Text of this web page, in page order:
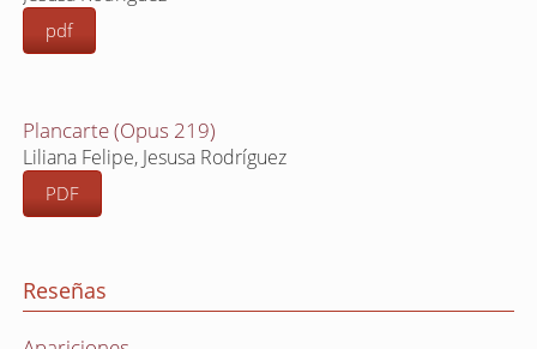
pdf
Plancarte (Opus 219)
Liliana Felipe, Jesusa Rodríguez
PDF
Reseñas